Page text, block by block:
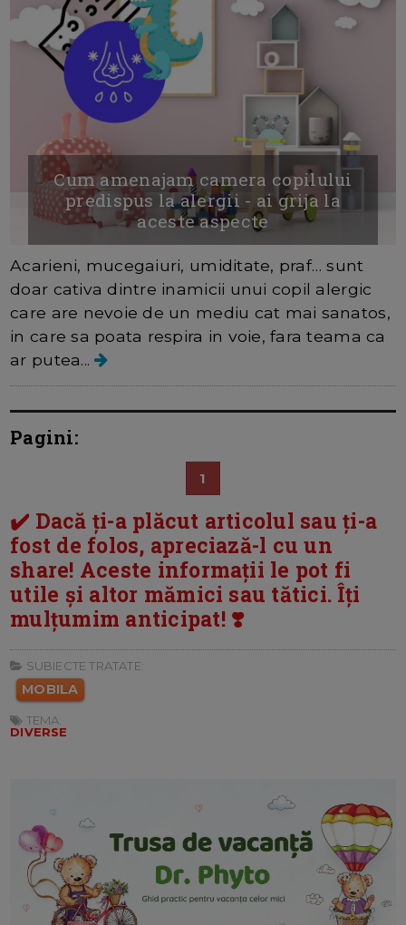
Cum amenajam camera copilului
predispus la alergii - ai grija la
aceste aspecte
Acarieni, mucegaiuri, umiditate, praf… sunt
doar cativa dintre inamicii unui copil alergic
care are nevoie de un mediu cat mai sanatos,
in care sa poata respira in voie, fara teama ca
ar putea...
Pagini:
1
✔️ Dacă ți-a plăcut articolul sau ți-a
fost de folos, apreciază-l cu un
share! Aceste informații le pot fi
utile și altor mămici sau tătici. Îți
mulțumim anticipat! ❣️
SUBIECTE TRATATE:
MOBILA
TEMA:
DIVERSE